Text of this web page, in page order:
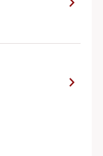
chevron_right